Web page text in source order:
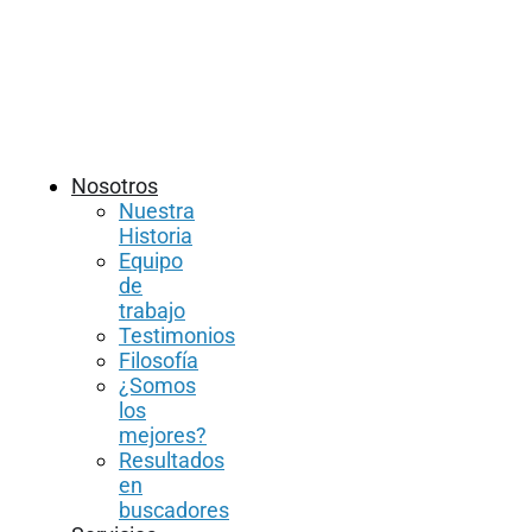
Nosotros
Nuestra
Historia
Equipo
de
trabajo
Testimonios
Filosofía
¿Somos
los
mejores?
Resultados
en
buscadores